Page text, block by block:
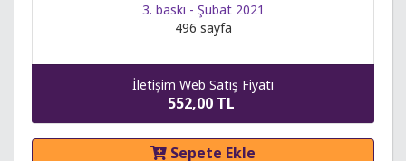
3. baskı - Şubat 2021
496 sayfa
İletişim Web Satış Fiyatı
552,00 TL
Sepete Ekle